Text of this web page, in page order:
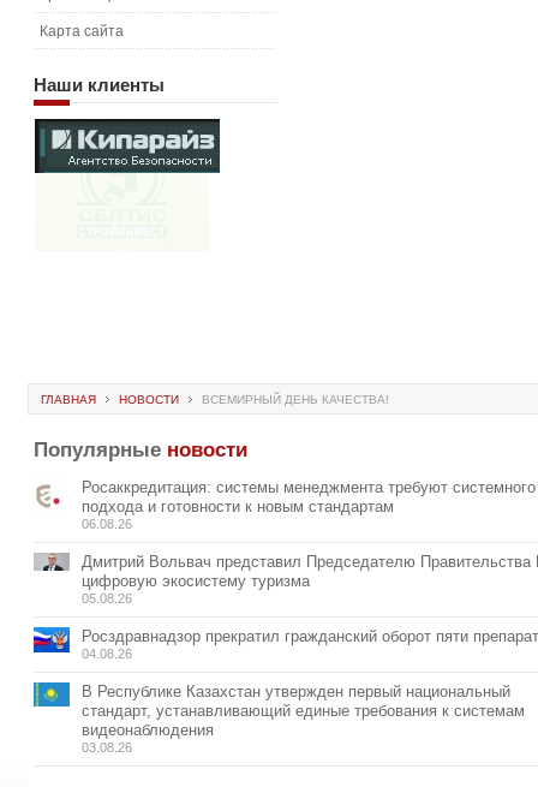
Карта сайта
Наши клиенты
ГЛАВНАЯ НОВОСТИ ВСЕМИРНЫЙ ДЕНЬ КАЧЕСТВА!
Популярные новости
Росаккредитация: системы менеджмента требуют системного
подхода и готовности к новым стандартам
06.08.26
Дмитрий Вольвач представил Председателю
цифровую экосистему туризма
05.08.26
Росздравнадзор прекратил гражданский оборот пяти
04.08.26
В Республике Казахстан утвержден первый национальный
стандарт, устанавливающий единые требования к системам
видеонаблюдения
03.08.26